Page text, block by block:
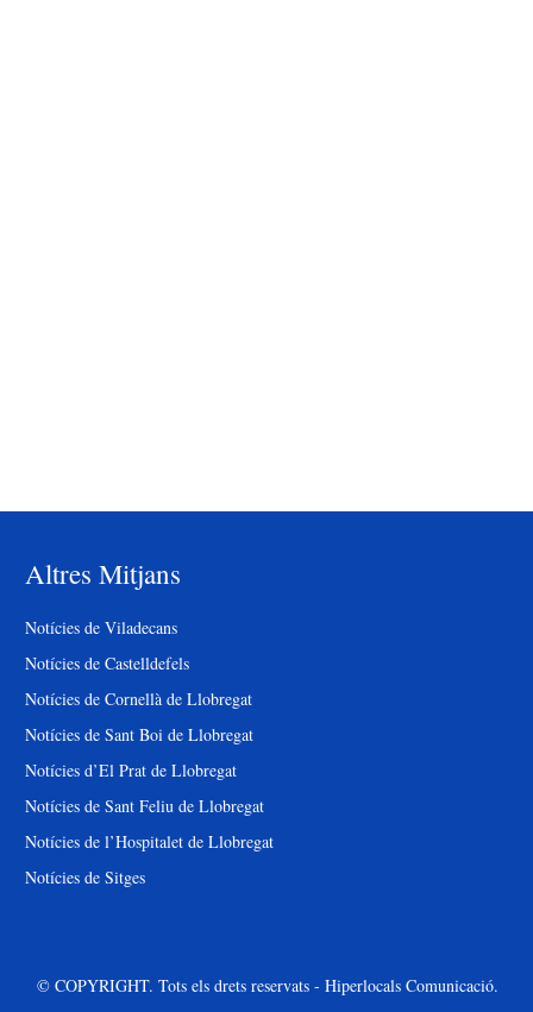
Altres Mitjans
Notícies de Viladecans
Notícies de Castelldefels
Notícies de Cornellà de Llobregat
Notícies de Sant Boi de Llobregat
Notícies d’El Prat de Llobregat
Notícies de Sant Feliu de Llobregat
Notícies de l’Hospitalet de Llobregat
Notícies de Sitges
© COPYRIGHT. Tots els drets reservats - Hiperlocals Comunicació.